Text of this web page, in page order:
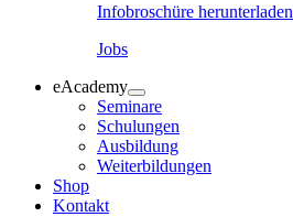
Infobroschüre herunterladen
Jobs
eAcademy
Seminare
Schulungen
Ausbildung
Weiterbildungen
Shop
Kontakt